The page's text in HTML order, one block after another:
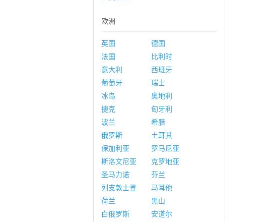
欧洲
英国
德国
法国
比利时
意大利
西班牙
葡萄牙
瑞士
冰岛
奥地利
捷克
匈牙利
波兰
希腊
俄罗斯
土耳其
保加利亚
罗马尼亚
斯洛文尼亚
克罗地亚
圣马力诺
芬兰
列支敦士登
马耳他
荷兰
黑山
白俄罗斯
安道尔